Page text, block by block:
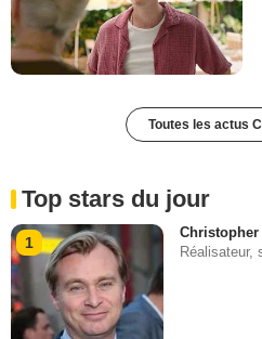
Toutes les actus
Top stars du jour
1
Christopher
Réalisateur,